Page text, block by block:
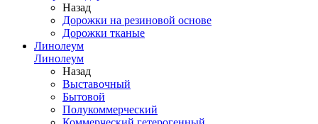
Назад
Дорожки на резиновой основе
Дорожки тканые
Линолеум
Линолеум
Назад
Выставочный
Бытовой
Полукоммерческий